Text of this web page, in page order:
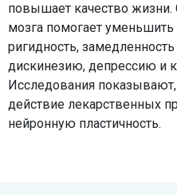
повышает качество жизни.
мозга помогает
ригидность,
дискинезию, депрессию и
Исследования
действие лекарственных
нейронную пластичность.